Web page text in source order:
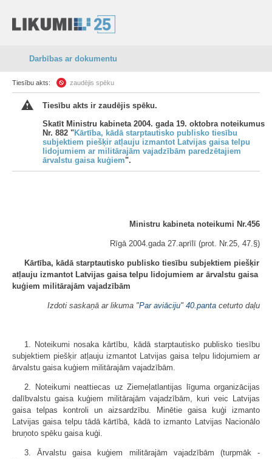
Darbības ar dokumentu
Tiesību akts: zaudējis spēku
Tiesību akts ir zaudējis spēku.
Skatīt Ministru kabineta 2004. gada 19. oktobra noteikumus
Nr. 882 "Kārtība, kādā starptautisko publisko tiesību
subjektiem piešķir atļauju izmantot Latvijas gaisa telpu
lidojumiem ar militārajām vajadzībām paredzētajiem
ārvalstu gaisa kuģiem".
Ministru kabineta noteikumi Nr.456
Rīgā 2004.gada 27.aprīlī (prot. Nr.25, 47.§)
Kārtība, kādā starptautisko publisko tiesību subjektiem piešķir
atļauju izmantot Latvijas gaisa telpu lidojumiem ar ārvalstu gaisa
kuģiem militārajām vajadzībām
Izdoti saskaņā ar likuma "Par aviāciju" 40.panta ceturto daļu
1. Noteikumi nosaka kārtību, kādā starptautisko publisko tiesību
subjektiem piešķir atļauju izmantot Latvijas gaisa telpu lidojumiem ar
ārvalstu gaisa kuģiem militārajām vajadzībām.
2. Noteikumi neattiecas uz Ziemeļatlantijas līguma organizācijas
dalībvalstu gaisa kuģiem militārajām vajadzībām, kuri veic Latvijas
gaisa telpas kontroli un aizsardzību. Minētie gaisa kuģi izmanto
Latvijas gaisa telpu tādā kārtībā, kādā to izmanto Latvijas Nacionālo
bruņoto spēku gaisa kuģi.
3. Ārvalstu gaisa kuģiem militārajām vajadzībām (turpmāk -